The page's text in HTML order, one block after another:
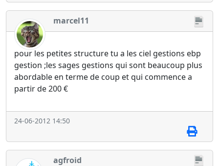
marcel11
pour les petites structure tu a les ciel gestions ebp
gestion ;les sages gestions qui sont beaucoup plus
abordable en terme de coup et qui commence a
partir de 200 €
24-06-2012 14:50
agfroid